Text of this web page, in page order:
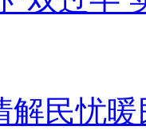
解民忧